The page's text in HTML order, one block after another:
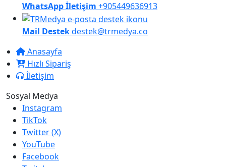
WhatsApp İletişim +905449636913
Mail Destekdestek@trmedya.co
Anasayfa
Hızlı Sipariş
İletişim
Sosyal Medya
Instagram
TikTok
Twitter (X)
YouTube
Facebook